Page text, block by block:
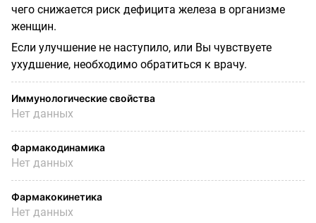
чего снижается риск дефицита железа в организме
женщин.
Если улучшение не наступило, или Вы чувствуете
ухудшение, необходимо обратиться к врачу.
Иммунологические свойства
Нет данных
Фармакодинамика
Нет данных
Фармакокинетика
Нет данных